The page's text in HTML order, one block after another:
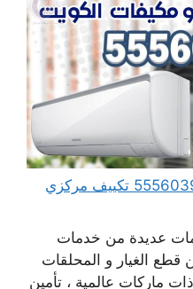
فني تكييف وتبريد الرميثية 55560390 تكييف مركزي
عديدة من خدمات
قطع الغيار و المحلقات
ماركات عالمية ، تأمين